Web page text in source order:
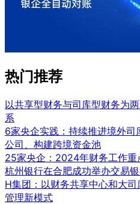
热门推荐
以共享型财务与司库型财务为
系
6家央企实践：持续推进境外
公司、构建跨境资金池
25家央企：2024年财务工作重
杭州银行在合肥成功举办交易
H集团：以财务共享中心和大
管理新模式